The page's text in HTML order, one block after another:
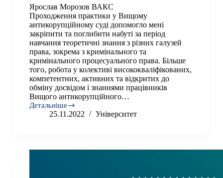
Ярослав Морозов ВАКС
Проходження практики у Вищому
антикорупційному суді допомогло мені
закріпити та поглибити набуті за період
навчання теоретичні знання з різних галузей
права, зокрема з кримінального та
кримінального процесуального права. Більше
того, робота у колективі висококваліфікованих,
компетентних, активних та відкритих до
обміну досвідом і знаннями працівників
Вищого антикорупційного…
Детальніше
Відгуки
25.11.2022 Університет